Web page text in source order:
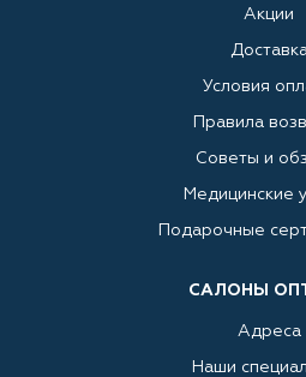
Акции
Доставка
Условия
Правила
Советы и
Медицинские
Подарочные
САЛОНЫ
Адреса
Наши